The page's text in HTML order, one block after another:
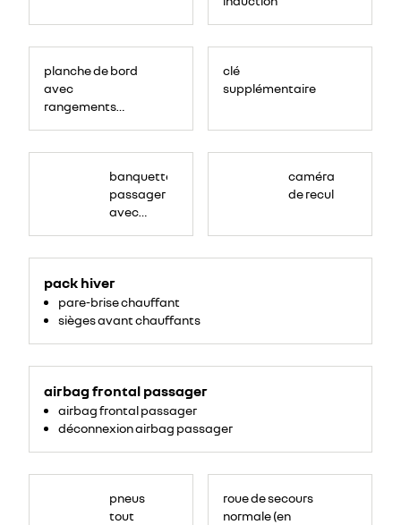
planche de bord
avec
rangements
clé
supplémentaire
banquette
passager
avec
brise
chauffant</li>
<li>sièges
chauffants</li>
pack hiver
pare-brise chauffant
sièges avant chauffants
caméra
de recul
airbag frontal passager
airbag frontal passager
déconnexion airbag passager
pneus
tout
roue de secours
normale (en